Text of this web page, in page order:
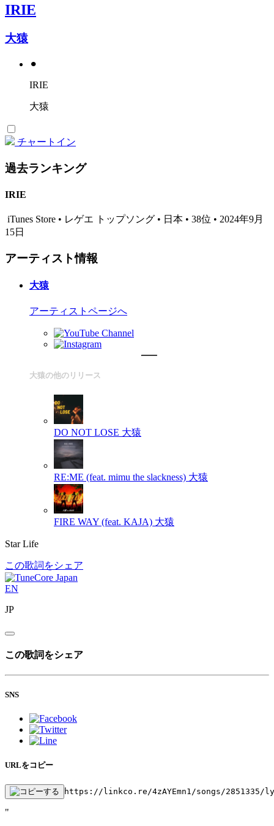
IRIE
大猿
⚫︎
IRIE
大猿
チャートイン
過去ランキング
IRIE
iTunes Store • レゲエ トップソング • 日本 • 38位 • 2024年9月
15日
アーティスト情報
大猿
アーティストページへ
大猿の他のリリース
DO NOT LOSE 大猿
RE:ME (feat. mimu the slackness) 大猿
FIRE WAY (feat. KAJA) 大猿
Star Life
この歌詞をシェア
EN
JP
この歌詞をシェア
SNS
URLをコピー
https://linkco.re/4zAYEmn1/songs/2851335/
"